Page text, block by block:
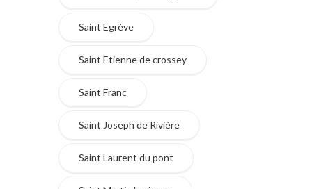
Saint Egrève
Saint Etienne de crossey
Saint Franc
Saint Joseph de Rivière
Saint Laurent du pont